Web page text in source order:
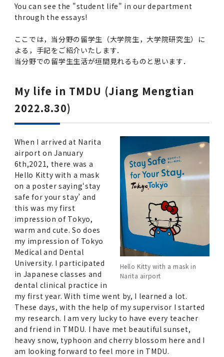
動物実験等に関する情報
企業等からの資金提供状況の公表
次世代育成支援対策推進法による一般事業主行
動計画
女性の活躍推進に向けた取り組み
目標とする教員の適正な年齢構成
キャンパスマスタープラン2016
国立大学法人ガバナンス・コード報告書
役員会議事概要について
企業活動と医療機関等の透明性ガイドライン
次世代認定マーク「くるみん」を取得しました
（基準適合一般事業主認定）
（旧TMDU卓越大学院生制度）対象学生（秋入
学対象）の募集について
Call for Applications to TMDU-SPRING
Program (formerly the TMDU WISE
Program) for the 2024 Academic Year
令和6年度（2024年度）東京医科歯科大学
「TMDU-SPRING」対象学生の募集について
（※春入学対象）について
Call for Application to TMDU WISE
Programs (II) for the 2023 Academic Year
by Eligible Students (*Autumn admission)
令和５年度（２０２３年度）東京医科歯科大学
「卓越大学院生制度（Ⅱ）」対象学生（秋入学
対象）の募集について
歯学部在学生
大学院在学生
附属学校在学生
学生相談支援室
障害を理由とする差別の解消の推進に関する対
応要領
困りごと対策貸出グッズ
令和６年度（２０２４年度）東京医科歯科大学
式を行いました。
「研究者早期育成コース及び研究者養成コー
ス」採用決定通知書授与式を行いました。
令和４年度（２０２２年度）東京医科歯科大学
「研究者早期育成コース及び研究者養成コー
ス」採用決定通知書授与式を行いました。
令和３年度（２０２１年度）東京医科歯科大学
「卓越大学院生制度（Ⅰ）」採用決定通知書授
与式を行いました。
学位の申請
就職支援ガイド
外国人留学生の就職情報について
就職活動体験談について
OB・OG情報について
内定取り消しについて
進路届の提出について
その他 就職関連情報（推薦書等）
2023年（49.5MB）
2021年（PDF：71.9 MB）
2020年 （PDF：67.8MB）
2019年 （PDF：71.7MB）
2018年 （PDF：83.3MB）
2017年 （PDF：75.1MB）
2016年 （PDF：73.0MB）
2015年 （PDF：83.3MB）
2014年 （PDF：21.4MB）
2013年 （PDF：6.4MB）
セミナー・特別講義トップ
2025年度
2023年度
2022年度
2021年度
2020年度
2019年度
2018年度
2017年度
2016年度
2015年度
設置計画履行状況報告書
2023年（PDF：4.5MB）
2022年（PDF：53.8 MB）
2020年 （PDF：4.6MB）
2019年 （PDF：5.2MB）
2018年 （PDF：18.7MB）
2017年 （PDF：7.2MB）
2016年 （PDF：13.5MB）
2015年 （PDF：2.3MB）
大学統合時の教育・学生生活について（受験生
Regarding education and student life after
the integration（For prospective
students）
大学統合時の教育・学生生活について（在学生
向け）
Regarding education and student life after
教学IR関連公開情報
教学IR関連公開情報トップ
卒業生進路アンケート
卒後3年大学評価アンケート
卒業時大学評価アンケート
科目評価（旧 科目別アンケート）
教学IR 業績・活動
統合イノベーション機構
統合イノベーション機構トップ
医療ビッグデータによるトータル・ヘルスケア
オープンイノベーションセンター
ヘルスサイエンスR&Dセンター
若手研究者支援センター（統合研究機構）
研究基盤クラスター（統合研究機構）
研究基盤クラスター（統合研究機構）トップ
リサーチコアセンター
実験動物センター
生命倫理研究センター
疾患バイオリソースセンター
先端医歯工学創成クラスター（統合研究機構）
先端医歯工学創成クラスター（統合研究機構）
再生医療研究センター
再生医療研究センター（微生物安全性グルー
プ）
脳統合機能研究センター
核酸・ペプチド創薬治療研究センター
統合研究機構から他部局へ異動したセンター
統合研究機構から他部局へ異動したセンタート
ップ
低侵襲医療センター（旧：低侵襲医歯学研究セ
ンター）
統合国際機構
統合情報機構（図書館部門・ITセキュリティ部
門）
門）トップ
ITヘルプデスク（学内専用サイト）
ITセキュリティ部門（学内専用サイト）
図書館部門
図書館部門トップ
図書館
図書館講習会
アクティブラーニング教室・情報検索室
イマキク
情報システムポータル
デジタル変革推進事務室
連絡先一覧
学生支援・保健管理機構トップ
湯島学生支援センター
湯島学生支援センタートップ
学生相談支援室
ダイバーシティ・インクルージョン室
環境安全管理室
環境報告書
研究大学強化促進事業に関する情報・評価
You can see the "student life" in our department
through the essays!
ここでは，当分野の留学生（大学院生，大学院研究生）に
よる，手記をご紹介いたします．
当分野での留学生生活が垣間見れるものと思います．
My life in TMDU (Jiang Mengtian
2022.8.30)
Hello Kitty with a mask in
Narita airport
When I arrived at Narita
airport on January
6th,2021, there was a
Hello Kitty with a mask
on a poster saying‘stay
safe for your stay’ and
this was my first
impression of Tokyo,
warm and cute. So does
my impression of Tokyo
Medical and Dental
University. I participated
in Japanese classes and
dental clinical practice in
my first year. With time went by, I learned a lot.
These days, with the help of my supervisor I started
my research. I am very lucky to have every teacher
and friend in TMDU. I have met beautiful sunset,
heavy snow, typhoon and cherry blossom here and I
am looking forward to feel more in TMDU.